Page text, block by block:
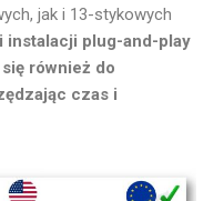
jak i 13-stykowych
instalacji plug-and-play
również do
czas i